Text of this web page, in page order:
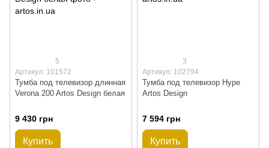
5
Артикул: 101572
Тумба под телевизор длинная
Verona 200 Artos Design белая
9 430 грн
Купить
3
Артикул: 102794
Тумба под телевизор Hype
Artos Design
7 594 грн
Купить